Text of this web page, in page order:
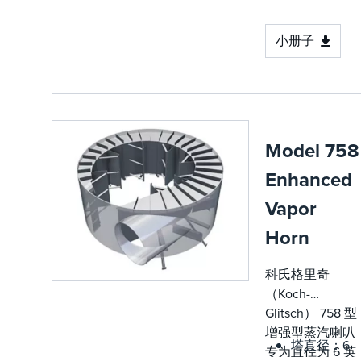
的填料中实现两
全其美的优势。
的波纹板相结
合，提供了非常
坚固的设计，可
蚀造成的损坏。
曲之间的接触点
来提高抗结垢
点中，固体可能
会聚集或液体可
温焦化的影响。
小册子
Model 758
Enhanced
Vapor
Horn
科氏格里奇
（Koch-
Glitsch） 758 型
增强型蒸汽喇叭
专为直径为 6 英
塔直径：6